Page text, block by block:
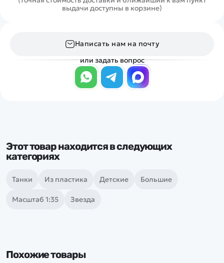
выдачи доступны в корзине)
Написать нам на почту
или задать вопрос
Этот товар находится в следующих
категориях
Танки Из пластика Детские Большие
Масштаб 1:35 Звезда
Похожие товары